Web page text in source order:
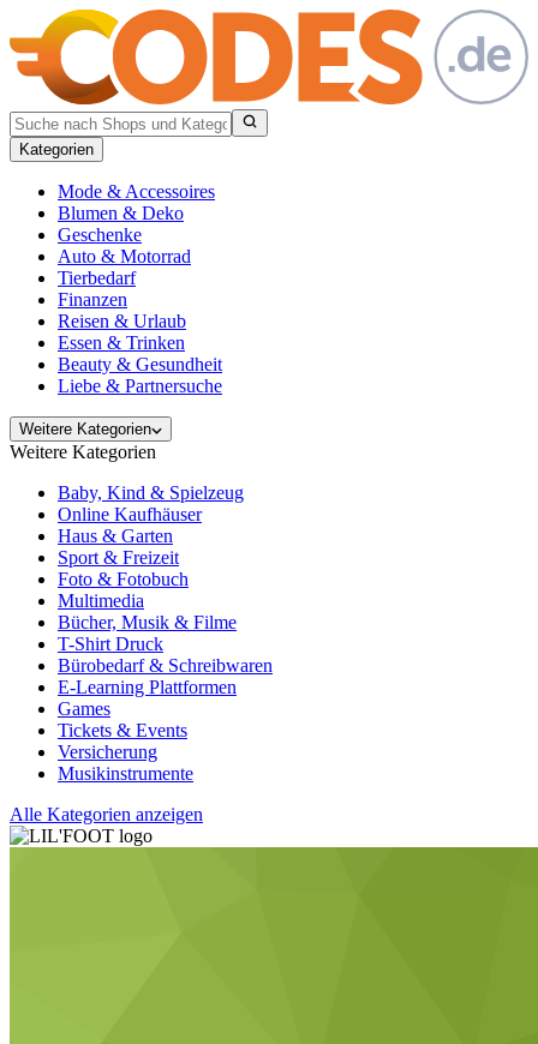
Kategorien
Mode & Accessoires
Blumen & Deko
Geschenke
Auto & Motorrad
Tierbedarf
Finanzen
Reisen & Urlaub
Essen & Trinken
Beauty & Gesundheit
Liebe & Partnersuche
Weitere Kategorien
Weitere Kategorien
Baby, Kind & Spielzeug
Online Kaufhäuser
Haus & Garten
Sport & Freizeit
Foto & Fotobuch
Multimedia
Bücher, Musik & Filme
T-Shirt Druck
Bürobedarf & Schreibwaren
E-Learning Plattformen
Games
Tickets & Events
Versicherung
Musikinstrumente
Alle Kategorien anzeigen